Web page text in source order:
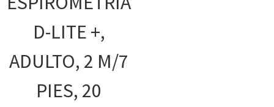
D-LITE +,
ADULTO, 2 M/7
PIES, 20